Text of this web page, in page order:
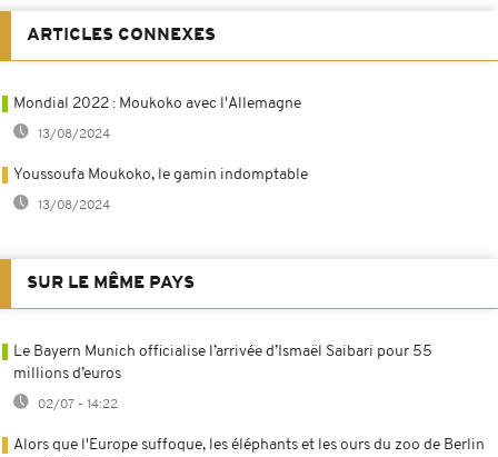
ARTICLES CONNEXES
Mondial 2022 : Moukoko avec l'Allemagne
13/08/2024
Youssoufa Moukoko, le gamin indomptable
13/08/2024
SUR LE MÊME PAYS
Le Bayern Munich officialise l’arrivée d’Ismaël Saibari pour 55
millions d’euros
02/07 - 14:22
Alors que l'Europe suffoque, les éléphants et les ours du zoo de Berlin